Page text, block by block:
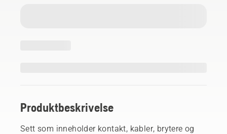
Produktbeskrivelse
Sett som inneholder kontakt, kabler, brytere og